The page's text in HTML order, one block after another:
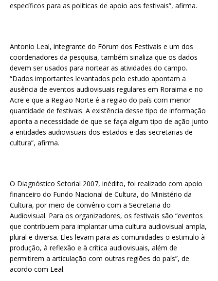
específicos para as políticas de apoio aos festivais”, afirma.
Antonio Leal, integrante do Fórum dos Festivais e um dos
coordenadores da pesquisa, também sinaliza que os dados
devem ser usados para nortear as atividades do campo.
“Dados importantes levantados pelo estudo apontam a
ausência de eventos audiovisuais regulares em Roraima e no
Acre e que a Região Norte é a região do país com menor
quantidade de festivais. A existência desse tipo de informação
aponta a necessidade de que se faça algum tipo de ação junto
a entidades audiovisuais dos estados e das secretarias de
cultura”, afirma.
O Diagnóstico Setorial 2007, inédito, foi realizado com apoio
financeiro do Fundo Nacional de Cultura, do Ministério da
Cultura, por meio de convênio com a Secretaria do
Audiovisual. Para os organizadores, os festivais são “eventos
que contribuem para implantar uma cultura audiovisual ampla,
plural e diversa. Eles levam para as comunidades o estimulo à
produção, à reflexão e à crítica audiovisuais, além de
permitirem a articulação com outras regiões do país”, de
acordo com Leal.